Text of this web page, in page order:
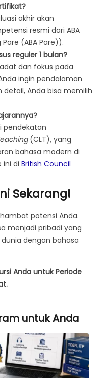
akhir akan
resmi dari ABA
(ABA Pare)).
reguler 1 bulan?
dan fokus pada
ingin pendalaman
Anda bisa memilih
pendekatan
(CLT), yang
bahasa modern di
ini di British Council
Sekarang!
potensi Anda.
menjadi pribadi yang
dengan bahasa
Anda untuk Periode
untuk Anda